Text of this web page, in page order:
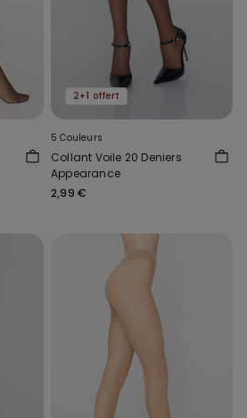
2+1 offert
5 Couleurs
Collant Voile 20 Deniers
Appearance
2,99 €